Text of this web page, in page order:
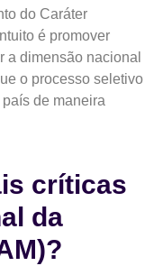
do Caráter
é promover
a dimensão nacional
o processo seletivo
de maneira
críticas
da